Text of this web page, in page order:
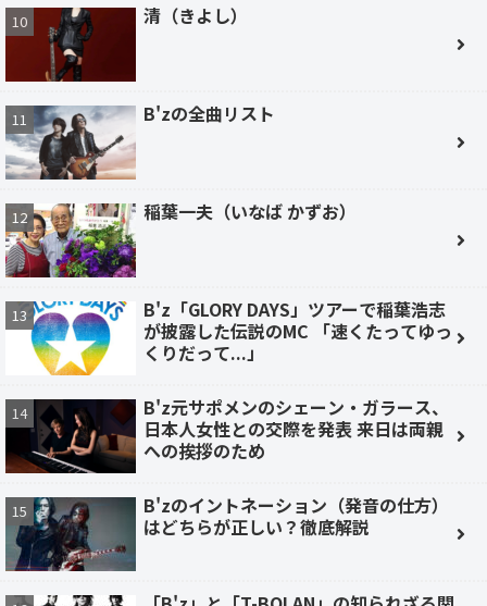
清（きよし）
B'zの全曲リスト
稲葉一夫（いなば かずお）
B'z「GLORY DAYS」ツアーで稲葉浩志
が披露した伝説のMC 「速くたってゆっ
くりだって...」
B'z元サポメンのシェーン・ガラース、
日本人女性との交際を発表 来日は両親
への挨拶のため
B'zのイントネーション（発音の仕方）
はどちらが正しい？徹底解説